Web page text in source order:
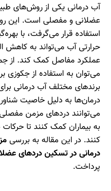
آب درمانی یکی از روش‌های
عضلانی و مفصلی است. این
استفاده قرار می‌گرفت، با
حرارتی آب می‌تواند به کاهش
عملکرد مفاصل کمک کند. از
می‌توان به استفاده از جکوزی
برندهای مختلف آب درمانی
درمان‌ها به دلیل خاصیت
می‌توانند دردهای مزمن
به بیماران کمک کنند تا
کنند. در این مقاله به بررسی
درمانی در تسکین دردهای
پرداخت.